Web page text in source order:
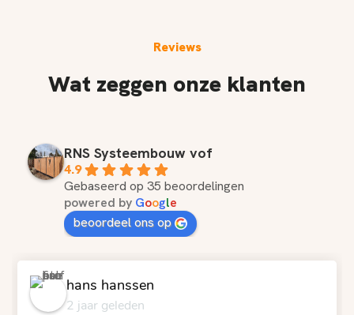
Reviews
Wat zeggen onze klanten
RNS Systeembouw vof
4.9
Gebaseerd op 35 beoordelingen
powered by Google
beoordeel ons op
hans hanssen
2 jaar geleden